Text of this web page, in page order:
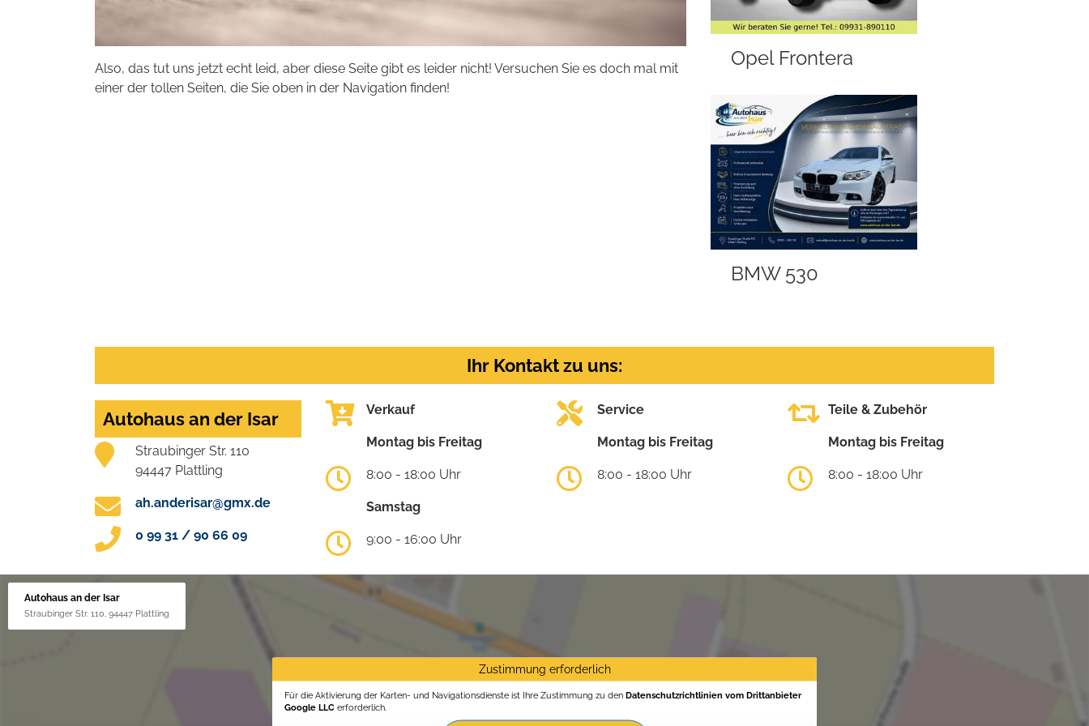
Also, das tut uns jetzt echt leid, aber diese Seite gibt es leider nicht! Versuchen Sie es doch mal mit
einer der tollen Seiten, die Sie oben in der Navigation finden!
Opel Frontera
BMW 530
Ihr Kontakt zu uns:
Autohaus an der Isar
Straubinger Str. 110
94447 Plattling
ah.anderisar@gmx.de
0 99 31 / 90 66 09
Verkauf
Montag bis Freitag
8:00 - 18:00 Uhr
Samstag
9:00 - 16:00 Uhr
Service
Montag bis Freitag
8:00 - 18:00 Uhr
Teile & Zubehör
Montag bis Freitag
8:00 - 18:00 Uhr
Autohaus an der Isar
Straubinger Str. 110, 94447 Plattling
Zustimmung erforderlich
Für die Aktivierung der Karten- und Navigationsdienste ist Ihre Zustimmung zu den Datenschutzrichtlinien vom Drittanbieter
Google LLC erforderlich.